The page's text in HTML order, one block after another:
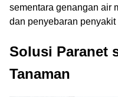
sementara genangan air
dan penyebaran penyakit
Solusi Paranet
Tanaman